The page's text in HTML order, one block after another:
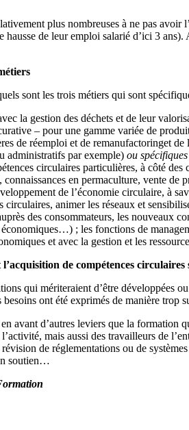
plus nombreuses à ne pas
de leur emploi salarié d’ici 3
sont les trois métiers qui sont
la gestion des déchets et de leur
– pour une gamme variée de
de réemploi et de remanufactoringet
administratifs par exemple) ou
circulaires particulières, à côté
connaissances en permaculture, vente
de l’économie circulaire, à
animer les réseaux et
des consommateurs, les nouveaux
; les fonctions de
et avec la gestion et les
de compétences
qui mériteraient d’être développées
ont été exprimés de manière
avant d’autres leviers que la
mais aussi des travailleurs de
de réglementations ou de
soutien…